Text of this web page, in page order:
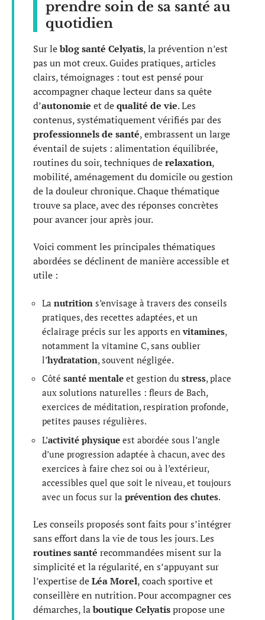
prendre soin de sa santé au
quotidien
Sur leblog santé Celyatis, la prévention n’est
pas un mot creux. Guides pratiques, articles
clairs, témoignages : tout est pensé pour
accompagner chaque lecteur dans sa quête
d’autonomie et dequalité de vie. Les
contenus, systématiquement vérifiés par des
professionnels de santé, embrassent un large
éventail de sujets : alimentation équilibrée,
routines du soir, techniques derelaxation,
mobilité, aménagement du domicile ou gestion
de la douleur chronique. Chaque thématique
trouve sa place, avec des réponses concrètes
pour avancer jour après jour.
Voici comment les principales thématiques
abordées se déclinent de manière accessible et
utile :
La nutrition s’envisage à travers des conseils
pratiques, des recettes adaptées, et un
éclairage précis sur les apports envitamines,
notamment la vitamine C, sans oublier
l’hydratation, souvent négligée.
Côté santé mentale et gestion du stress, place
aux solutions naturelles : fleurs de Bach,
exercices de méditation, respiration profonde,
petites pauses régulières.
L’activité physique est abordée sous l’angle
d’une progression adaptée à chacun, avec des
exercices à faire chez soi ou à l’extérieur,
accessibles quel que soit le niveau, et toujours
avec un focus sur la prévention des chutes.
Les conseils proposés sont faits pour s’intégrer
sans effort dans la vie de tous les jours. Les
routines santé recommandées misent sur la
simplicité et la régularité, en s’appuyant sur
l’expertise deLéa Morel, coach sportive et
conseillère en nutrition. Pour accompagner ces
démarches, laboutique Celyatispropose une